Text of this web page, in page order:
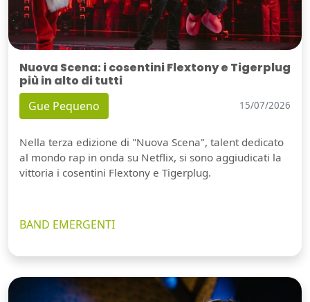
Nuova Scena: i cosentini Flextony e Tigerplug
più in alto di tutti
Gue Pequeno 15/07/2026
Nella terza edizione di "Nuova Scena", talent dedicato
al mondo rap in onda su Netflix, si sono aggiudicati la
vittoria i cosentini Flextony e Tigerplug.
BAND EMERGENTI